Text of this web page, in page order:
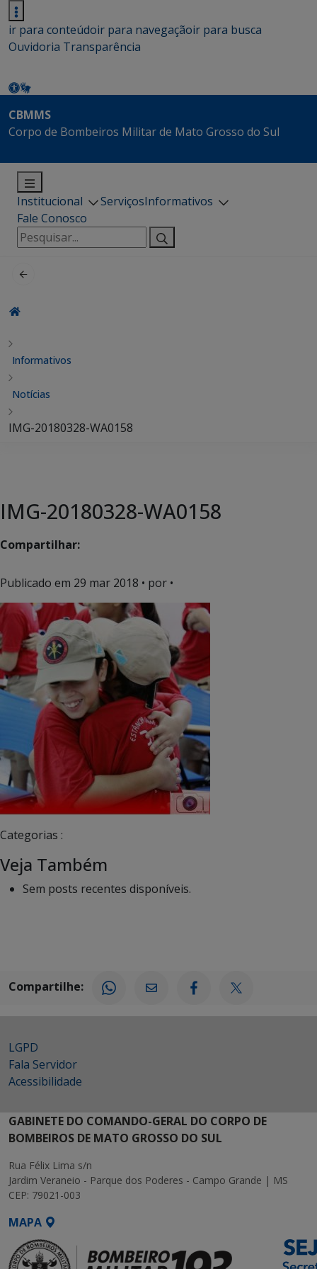
ir para conteúdoir para navegaçãoir para busca
Ouvidoria Transparência
CBMMS
Corpo de Bombeiros Militar de Mato Grosso do Sul
Institucional ServiçosInformativos
Fale Conosco
Pesquisar
por:
Informativos
Notícias
IMG-20180328-WA0158
IMG-20180328-WA0158
Compartilhar:
Publicado em 29 mar 2018 • por •
Categorias :
Veja Também
Sem posts recentes disponíveis.
Compartilhe:
LGPD
Fala Servidor
Acessibilidade
GABINETE DO COMANDO-GERAL DO CORPO DE
BOMBEIROS DE MATO GROSSO DO SUL
Rua Félix Lima s/n
Jardim Veraneio - Parque dos Poderes - Campo Grande | MS
CEP: 79021-003
MAPA